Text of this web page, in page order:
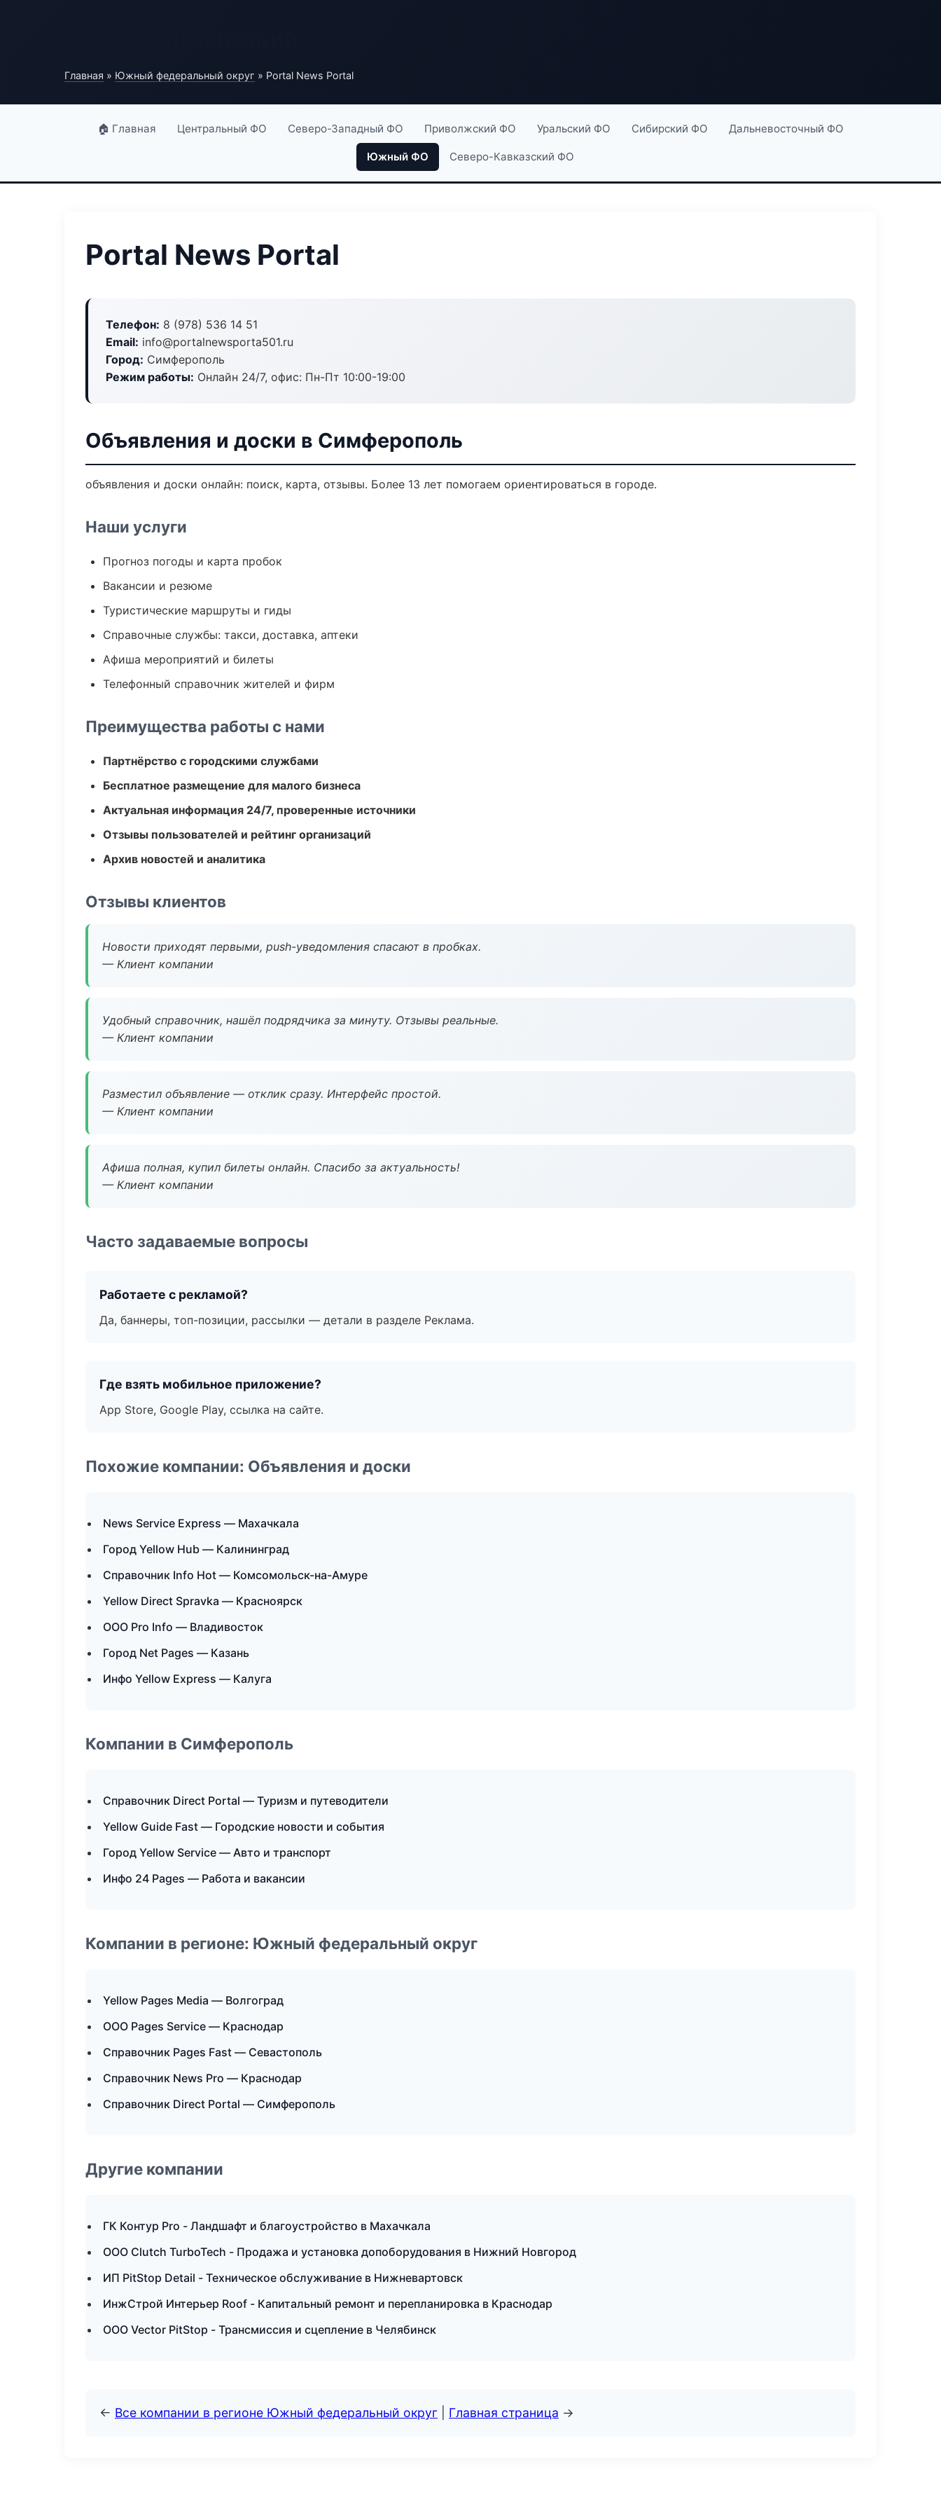
Главная » Южный федеральный округ » Portal News Portal
🏠 Главная Центральный ФО Северо-Западный ФО Приволжский ФО Уральский ФО Сибирский ФО Дальневосточный ФО
Южный ФО Северо-Кавказский ФО
Portal News Portal
Телефон: 8 (978) 536 14 51
Email: info@portalnewsporta501.ru
Город: Симферополь
Режим работы: Онлайн 24/7, офис: Пн-Пт 10:00-19:00
Объявления и доски в Симферополь
объявления и доски онлайн: поиск, карта, отзывы. Более 13 лет помогаем ориентироваться в городе.
Наши услуги
Прогноз погоды и карта пробок
Вакансии и резюме
Туристические маршруты и гиды
Справочные службы: такси, доставка, аптеки
Афиша мероприятий и билеты
Телефонный справочник жителей и фирм
Преимущества работы с нами
Партнёрство с городскими службами
Бесплатное размещение для малого бизнеса
Актуальная информация 24/7, проверенные источники
Отзывы пользователей и рейтинг организаций
Архив новостей и аналитика
Отзывы клиентов
Новости приходят первыми, push-уведомления спасают в пробках.
— Клиент компании
Удобный справочник, нашёл подрядчика за минуту. Отзывы реальные.
— Клиент компании
Разместил объявление — отклик сразу. Интерфейс простой.
— Клиент компании
Афиша полная, купил билеты онлайн. Спасибо за актуальность!
— Клиент компании
Часто задаваемые вопросы
Работаете с рекламой?
Да, баннеры, топ-позиции, рассылки — детали в разделе Реклама.
Где взять мобильное приложение?
App Store, Google Play, ссылка на сайте.
Похожие компании: Объявления и доски
News Service Express — Махачкала
Город Yellow Hub — Калининград
Справочник Info Hot — Комсомольск-на-Амуре
Yellow Direct Spravka — Красноярск
ООО Pro Info — Владивосток
Город Net Pages — Казань
Инфо Yellow Express — Калуга
Компании в Симферополь
Справочник Direct Portal — Туризм и путеводители
Yellow Guide Fast — Городские новости и события
Город Yellow Service — Авто и транспорт
Инфо 24 Pages — Работа и вакансии
Компании в регионе: Южный федеральный округ
Yellow Pages Media — Волгоград
ООО Pages Service — Краснодар
Справочник Pages Fast — Севастополь
Справочник News Pro — Краснодар
Справочник Direct Portal — Симферополь
Другие компании
ГК Контур Pro - Ландшафт и благоустройство в Махачкала
ООО Clutch TurboTech - Продажа и установка допоборудования в Нижний Новгород
ИП PitStop Detail - Техническое обслуживание в Нижневартовск
ИнжСтрой Интерьер Roof - Капитальный ремонт и перепланировка в Краснодар
ООО Vector PitStop - Трансмиссия и сцепление в Челябинск
← Все компании в регионе Южный федеральный округ Главная страница →